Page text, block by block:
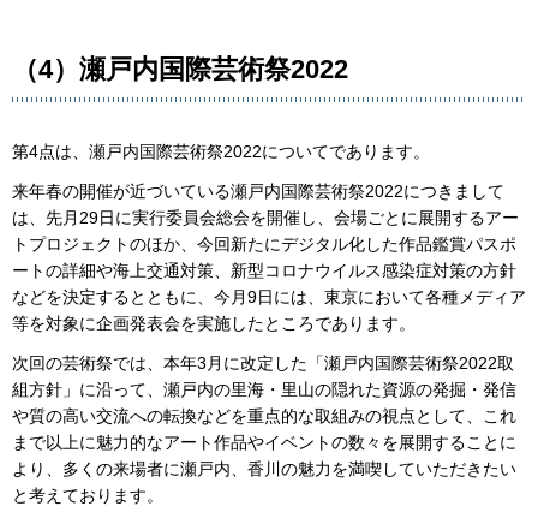
（4）瀬戸内国際芸術祭2022
第4点は、瀬戸内国際芸術祭2022についてであります。
来年春の開催が近づいている瀬戸内国際芸術祭2022につきまして
は、先月29日に実行委員会総会を開催し、会場ごとに展開するアー
トプロジェクトのほか、今回新たにデジタル化した作品鑑賞パスポ
ートの詳細や海上交通対策、新型コロナウイルス感染症対策の方針
などを決定するとともに、今月9日には、東京において各種メディア
等を対象に企画発表会を実施したところであります。
次回の芸術祭では、本年3月に改定した「瀬戸内国際芸術祭2022取
組方針」に沿って、瀬戸内の里海・里山の隠れた資源の発掘・発信
や質の高い交流への転換などを重点的な取組みの視点として、これ
まで以上に魅力的なアート作品やイベントの数々を展開することに
より、多くの来場者に瀬戸内、香川の魅力を満喫していただきたい
と考えております。